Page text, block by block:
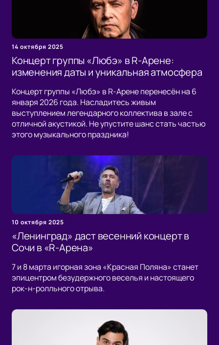
14 октября 2025
Концерт группы «Любэ» в R-Арене:
изменения даты и уникальная атмосфера
Концерт группы «Любэ» в R-Арене перенесён на 6
января 2026 года. Насладитесь живым
выступлением легендарного коллектива в зале с
отличной акустикой. Не упустите шанс стать частью
этого музыкального праздника!
10 октября 2025
«Ленинград» даст весенний концерт в
Сочи в «R-Арена»
7 и 8 марта игорная зона «Красная Поляна» станет
эпицентром безудержного веселья и настоящего
рок-н-ролльного отрыва.